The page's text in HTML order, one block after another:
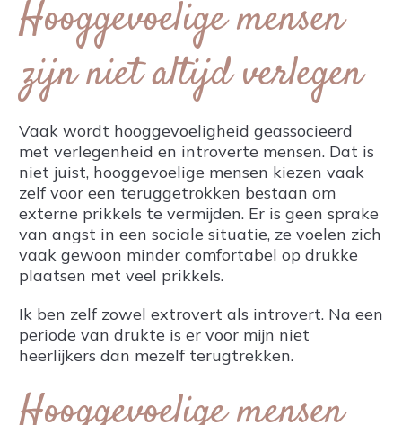
Hooggevoelige mensen
zijn niet altijd verlegen
Vaak wordt hooggevoeligheid geassocieerd
met verlegenheid en introverte mensen. Dat is
niet juist, hooggevoelige mensen kiezen vaak
zelf voor een teruggetrokken bestaan om
externe prikkels te vermijden. Er is geen sprake
van angst in een sociale situatie, ze voelen zich
vaak gewoon minder comfortabel op drukke
plaatsen met veel prikkels.
Ik ben zelf zowel extrovert als introvert. Na een
periode van drukte is er voor mijn niet
heerlijkers dan mezelf terugtrekken.
Hooggevoelige mensen